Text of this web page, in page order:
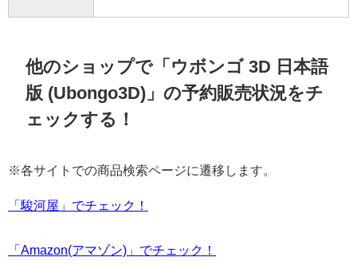
他のショップで「ウボンゴ 3D 日本語
版 (Ubongo3D)」の予約販売状況をチ
ェックする！
※各サイトでの商品検索ページに遷移します。
「駿河屋」でチェック！
「Amazon(アマゾン)」でチェック！